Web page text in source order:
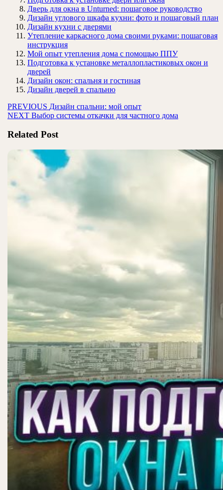
Дверь для окна в Unturned: пошаговое руководство
Дизайн углового шкафа кухни: фото и пошаговый план
Дизайн кухни с дверями
Утепление каркасного дома своими руками: пошаговая
инструкция
Мой опыт утепления дома с помощью ППУ
Подготовка к установке металлопластиковых окон и
дверей
Дизайн окон: спальня и гостиная
Дизайн дверей в спальню
Навигация
по
записям
PREVIOUS Предыдущая
запись:
Дизайн спальни: мой опыт
NEXT Следующая
Выбор системы откачки для частного дома
Related Post